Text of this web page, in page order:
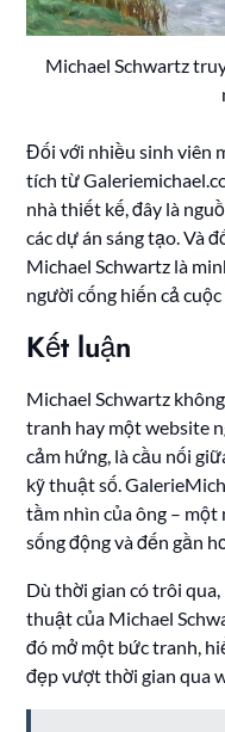
Michael Schwartz
Đối với nhiều sinh viên
tích từ
nhà thiết kế, đây là
các dự án sáng tạo. Và
Michael Schwartz là
người cống hiến cả
Kết luận
Michael Schwartz
tranh hay một website
cảm hứng, là cầu nối
kỹ thuật số.
tầm nhìn của ông –
sống động và đến gần
Dù thời gian có trôi
thuật của Michael
đó mở một bức tranh,
đẹp vượt thời gian qua